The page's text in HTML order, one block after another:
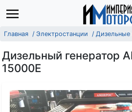
Главная Электростанции Дизельные
Дизельный генератор
15000E